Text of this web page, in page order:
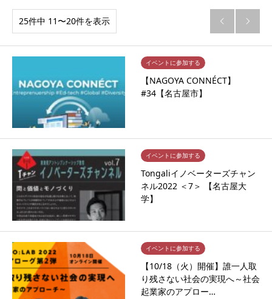
25件中 11〜20件を表示  
イベントに参加する
【NAGOYA CONNÉCT】
#34【名古屋市】
イベントに参加する
Tongaliイノベーターズチャン
ネル2022 ＜7＞ 【名古屋大
学】
イベントに参加する
【10/18（火）開催】誰一人取
り残さない社会の実現へ～社会
起業家のアプロー…